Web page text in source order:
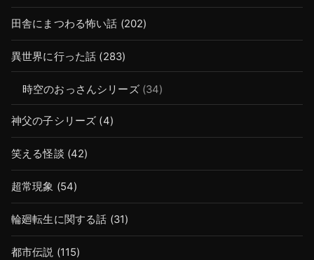
田舎にまつわる怖い話 (202)
異世界に行った話 (283)
時空のおっさんシリーズ(34)
神父の子シリーズ (4)
笑える怪談 (42)
超常現象 (54)
輪廻転生に関する話 (31)
都市伝説 (115)